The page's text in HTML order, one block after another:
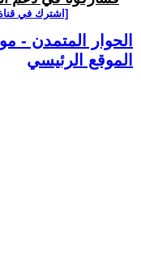
[اشترك في
الحوار المتمدن -
الموقع الرئيسي